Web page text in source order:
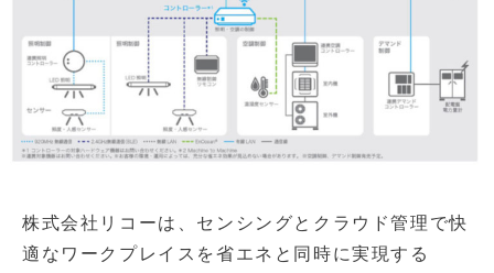
株式会社リコーは、センシングとクラウド管理で快
適なワークプレイスを省エネと同時に実現する